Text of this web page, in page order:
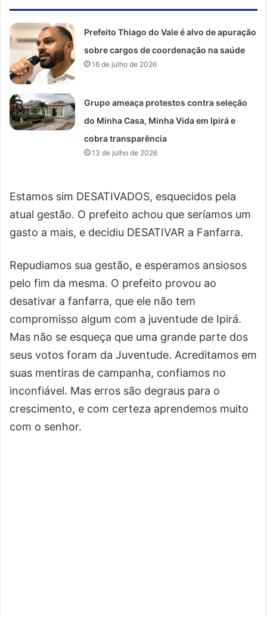
Prefeito Thiago do Vale é alvo de apuração
sobre cargos de coordenação na saúde
16 de julho de 2026
Grupo ameaça protestos contra seleção
do Minha Casa, Minha Vida em Ipirá e
cobra transparência
13 de julho de 2026
Estamos sim DESATIVADOS, esquecidos pela
atual gestão. O prefeito achou que seríamos um
gasto a mais, e decidiu DESATIVAR a Fanfarra.
Repudiamos sua gestão, e esperamos ansiosos
pelo fim da mesma. O prefeito provou ao
desativar a fanfarra, que ele não tem
compromisso algum com a juventude de Ipirá.
Mas não se esqueça que uma grande parte dos
seus votos foram da Juventude. Acreditamos em
suas mentiras de campanha, confiamos no
inconfiável. Mas erros são degraus para o
crescimento, e com certeza aprendemos muito
com o senhor.